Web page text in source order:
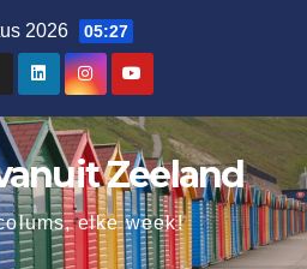
2026 05:27
Zeeland
elke week!